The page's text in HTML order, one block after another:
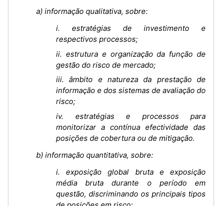
a) informação qualitativa, sobre:
i. estratégias de investimento e
respectivos processos;
ii. estrutura e organização da função de
gestão do risco de mercado;
iii. âmbito e natureza da prestação de
informação e dos sistemas de avaliação do
risco;
iv. estratégias e processos para
monitorizar a contínua efectividade das
posições de cobertura ou de mitigação.
b) informação quantitativa, sobre:
i. exposição global bruta e exposição
média bruta durante o período em
questão, discriminando os principais tipos